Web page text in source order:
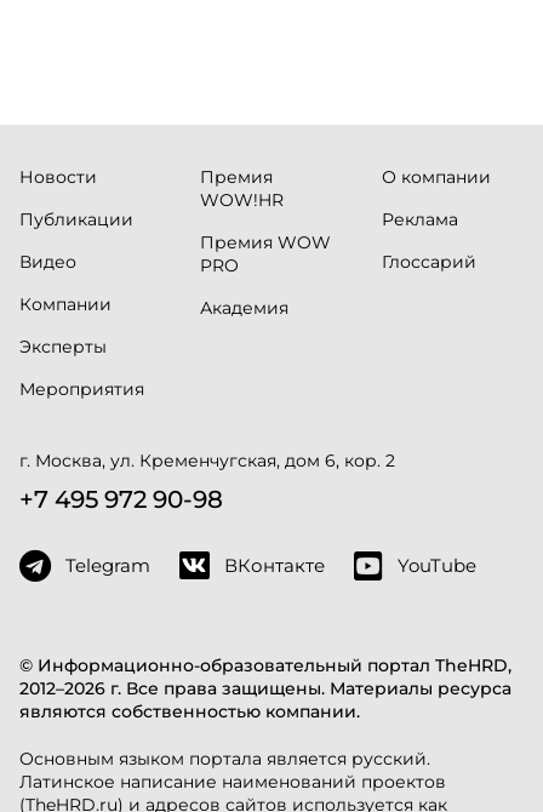
© Информационно-образовательный портал TheHRD,
2012–2026 г. Все права защищены. Материалы ресурса
являются собственностью компании.
Основным языком портала является русский.
Латинское написание наименований проектов
(TheHRD.ru) и адресов сайтов используется как
Новости
Публикации
Видео
Компании
Эксперты
Мероприятия
Премия
WOW!HR
Премия WOW
PRO
Академия
О компании
Реклама
Глоссарий
г. Москва, ул. Кременчугская, дом 6, кор. 2
+7 495 972 90-98
Telegram ВКонтакте YouTube